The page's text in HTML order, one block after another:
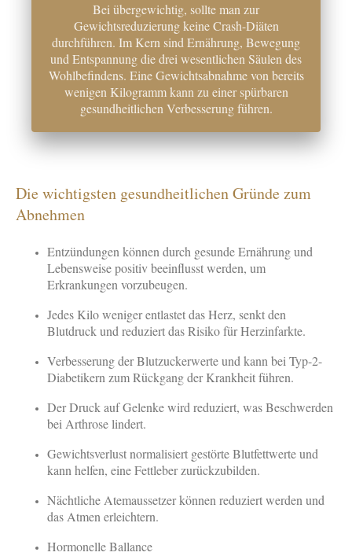
Bei übergewichtig, sollte man zur
Gewichtsreduzierung keine Crash-Diäten
durchführen. Im Kern sind Ernährung, Bewegung
und Entspannung die drei wesentlichen Säulen des
Wohlbefindens. Eine Gewichtsabnahme von bereits
wenigen Kilogramm kann zu einer spürbaren
gesundheitlichen Verbesserung führen.
Die wichtigsten gesundheitlichen Gründe zum
Abnehmen
Entzündungen können durch gesunde Ernährung und
Lebensweise positiv beeinflusst werden, um
Erkrankungen vorzubeugen.
Jedes Kilo weniger entlastet das Herz, senkt den
Blutdruck und reduziert das Risiko für Herzinfarkte.
Verbesserung der Blutzuckerwerte und kann bei Typ-2-
Diabetikern zum Rückgang der Krankheit führen.
Der Druck auf Gelenke wird reduziert, was Beschwerden
bei Arthrose lindert.
Gewichtsverlust normalisiert gestörte Blutfettwerte und
kann helfen, eine Fettleber zurückzubilden.
Nächtliche Atemaussetzer können reduziert werden und
das Atmen erleichtern.
Hormonelle Ballance